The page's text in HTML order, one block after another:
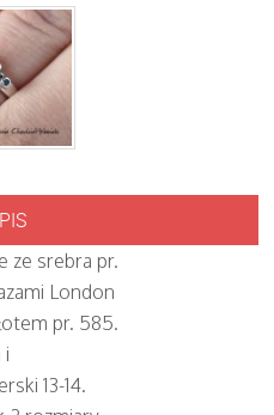
ze srebra pr.
London
pr. 585.
i
13-14.